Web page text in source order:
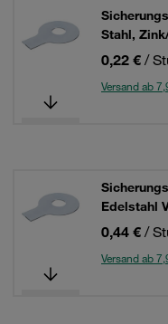
Stahl,
0,22 € /
Versand ab
Edelstahl
0,44 € /
Versand ab